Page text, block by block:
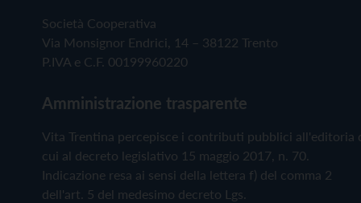
Società Cooperativa
Via Monsignor Endrici, 14 – 38122 Trento
P.IVA e C.F. 00199960220
Amministrazione trasparente
Vita Trentina percepisce i contributi pubblici all'editoria
cui al decreto legislativo 15 maggio 2017, n. 70.
Indicazione resa ai sensi della lettera f) del comma 2
dell'art. 5 del medesimo decreto Lgs.